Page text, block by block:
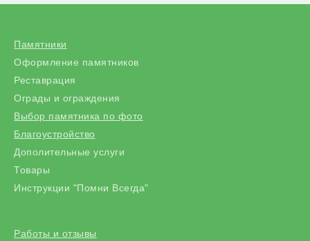
Памятники
Оформление памятников
Реставрация
Ограды и ограждения
Выбор памятника по фото
Благоустройство
Дополительные услуги
Товары
Инструкции "Помни Всегда"
Работы и отзывы